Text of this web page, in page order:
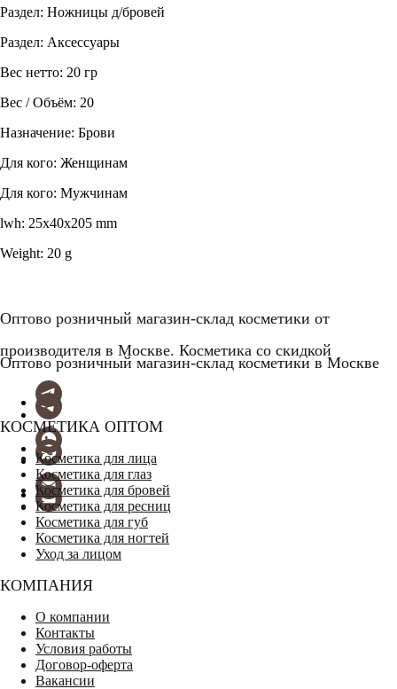
Раздел: Ножницы д/бровей
Раздел: Аксессуары
Вес нетто: 20 гр
Вес / Объём: 20
Назначение: Брови
Для кого: Женщинам
Для кого: Мужчинам
lwh: 25x40x205 mm
Weight: 20 g
Оптово розничный магазин-склад косметики от
производителя в Москве. Косметика со скидкой
Оптово розничный магазин-склад косметики в Москве
КОСМЕТИКА ОПТОМ
Косметика для лица
Косметика для глаз
Косметика для бровей
Косметика для ресниц
Косметика для губ
Косметика для ногтей
Уход за лицом
КОМПАНИЯ
О компании
Контакты
Условия работы
Договор-оферта
Вакансии